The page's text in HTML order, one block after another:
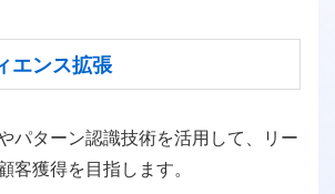
エンス拡張
パターン認識技術を活用して、リー
客獲得を目指します。